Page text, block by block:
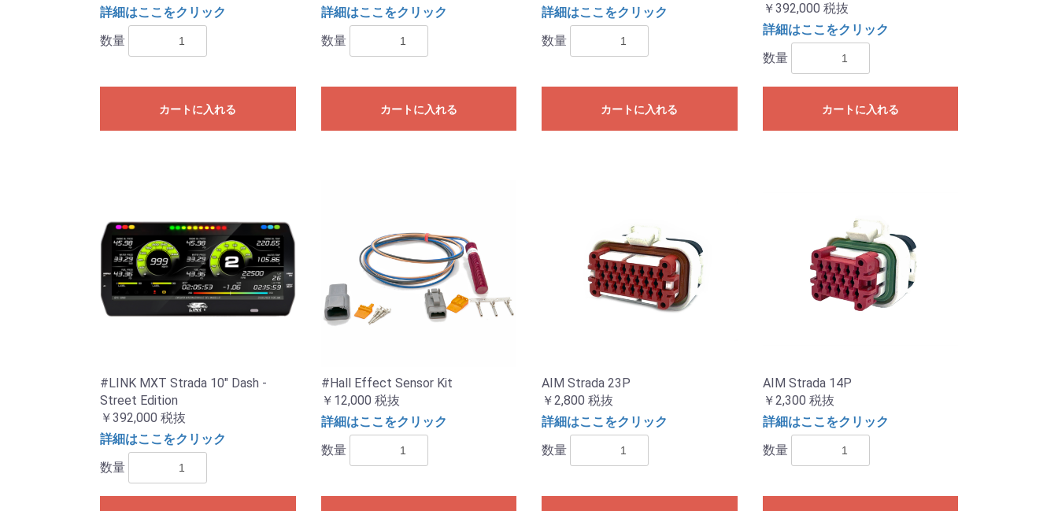
詳細はここをクリック
数量
カートに入れる
詳細はここをクリック
数量
カートに入れる
詳細はここをクリック
数量
カートに入れる
￥392,000 税抜
詳細はここをクリック
数量
カートに入れる
#LINK MXT Strada 10" Dash -
Street Edition
￥392,000 税抜
詳細はここをクリック
数量
#Hall Effect Sensor Kit
￥12,000 税抜
詳細はここをクリック
数量
AIM Strada 23P
￥2,800 税抜
詳細はここをクリック
数量
AIM Strada 14P
￥2,300 税抜
詳細はここをクリック
数量